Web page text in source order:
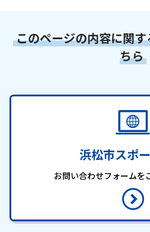
このページの内容に関
ちら
浜松市スポ
お問い合わせフォームを